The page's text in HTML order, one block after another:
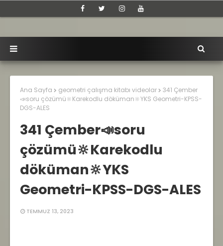
Ana Sayfa geometri çalışma kitabı videolar
341 Çember
📣soru çözümü🔆Karekodlu döküman🔆YKS Geometri-KPSS-
DGS-ALES
341 Çember📣soru
çözümü🔆Karekodlu
döküman🔆YKS
Geometri-KPSS-DGS-ALES
TEMMUZ 13, 2023